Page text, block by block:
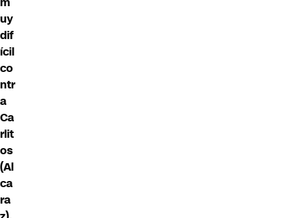
uy
dif
ícil
co
ntr
a
Ca
rlit
os
(Al
ca
ra